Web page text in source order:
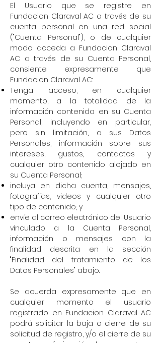
El Usuario que se registre en
Fundacion Claraval AC a través de su
cuenta personal en una red social
("Cuenta Personal"), o de cualquier
modo acceda a Fundacion Claraval
AC a través de su Cuenta Personal,
consiente expresamente que
Fundacion Claraval AC:
Tenga acceso, en cualquier
momento, a la totalidad de la
información contenida en su Cuenta
Personal, incluyendo en particular,
pero sin limitación, a sus Datos
Personales, información sobre sus
intereses, gustos, contactos y
cualquier otro contenido alojado en
su Cuenta Personal;
incluya en dicha cuenta, mensajes,
fotografías, videos y cualquier otro
tipo de contenido; y
envíe al correo electrónico del Usuario
vinculado a la Cuenta Personal,
información o mensajes con la
finalidad descrita en la sección
"Finalidad del tratamiento de los
Datos Personales" abajo.
Se acuerda expresamente que en
cualquier momento el usuario
registrado en Fundacion Claraval AC
podrá solicitar la baja o cierre de su
solicitud de registro, y/o el cierre de su